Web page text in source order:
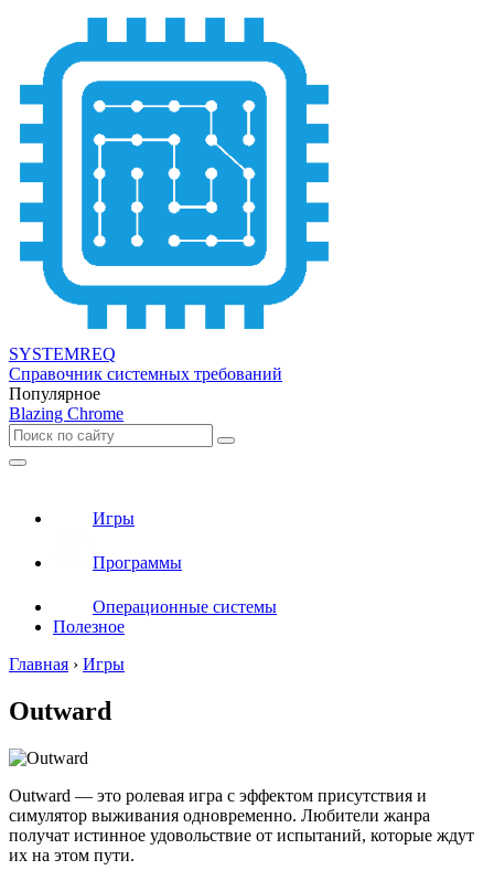
SYSTEMREQ
Справочник системных требований
Популярное
Blazing Chrome
Игры
Программы
Операционные системы
Полезное
Главная › Игры
Outward
Outward — это ролевая игра с эффектом присутствия и
симулятор выживания одновременно. Любители жанра
получат истинное удовольствие от испытаний, которые ждут
их на этом пути.